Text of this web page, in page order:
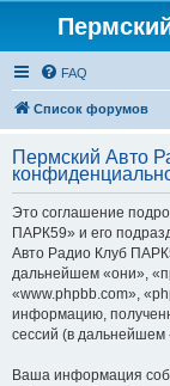
FAQ
Список форумов
Пермский Авто
Это соглашение
ПАРК59» и его
Авто Радио Клуб
дальнейшем «они»,
«www.phpbb.com»,
информацию,
сессий (в
Ваша информация